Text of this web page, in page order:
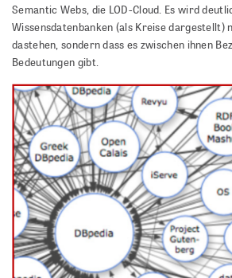
Semantic Webs, die LOD-Cloud. Es wird
Wissensdatenbanken (als Kreise dargestellt)
dastehen, sondern dass es zwischen ihnen
Bedeutungen gibt.